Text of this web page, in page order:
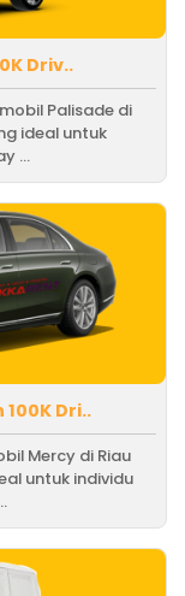
Driv..
Palisade di
ideal untuk
...
Dri..
Mercy di Riau
untuk individu